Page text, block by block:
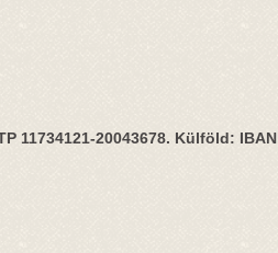
11734121-20043678. Külföld: